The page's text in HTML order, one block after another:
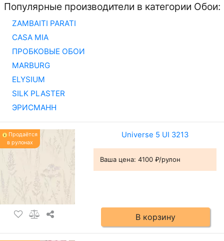
Популярные производители в категории Обои:
ZAMBAITI PARATI
CASA MIA
ПРОБКОВЫЕ ОБОИ
MARBURG
ELYSIUM
SILK PLASTER
ЭРИСМАНН
Продаётся
в рулонах
Universe 5 UI 3213
Ваша цена: 4100 ₽/рулон
В корзину